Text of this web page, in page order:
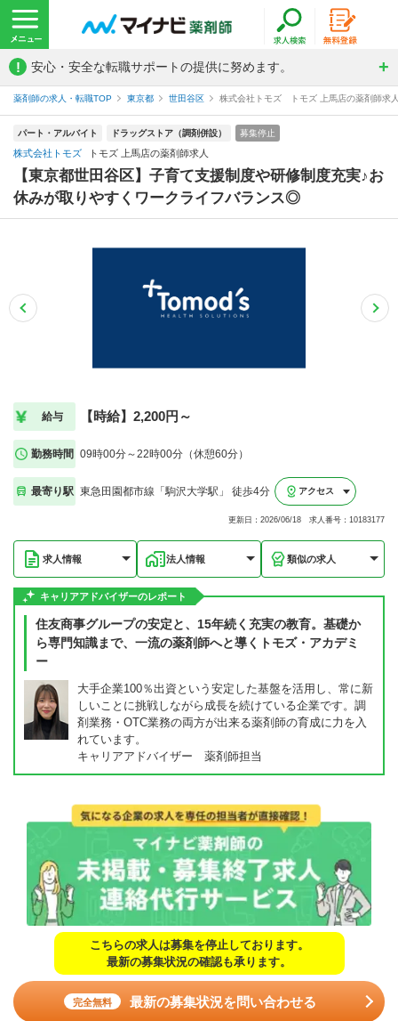
! 安心・安全な転職サポートの提供に努めます。
薬剤師の求人・転職TOP 東京都 世田谷区 株式会社トモズ トモズ 上馬店の薬剤師求
パート・アルバイト ドラッグストア（調剤併設） 募集停止
株式会社トモズ トモズ 上馬店の薬剤師求人
【東京都世田谷区】子育て支援制度や研修制度充実♪お
休みが取りやすくワークライフバランス◎
給与 【時給】2,200円～
勤務時間 09時00分～22時00分（休憩60分）
最寄り駅 東急田園都市線「駒沢大学駅」 徒歩4分 アクセス
更新日：2026/06/18 求人番号：10183177
求人情報 法人情報 類似の求人
キャリアアドバイザーのレポート
住友商事グループの安定と、15年続く充実の教育。基礎か
ら専門知識まで、一流の薬剤師へと導くトモズ・アカデミ
ー
大手企業100％出資という安定した基盤を活用し、常に新
しいことに挑戦しながら成長を続けている企業です。調
剤業務・OTC業務の両方が出来る薬剤師の育成に力を入
れています。
キャリアアドバイザー 薬剤師担当
こちらの求人は募集を停止しております。
最新の募集状況の確認も承ります。
完全無料 最新の募集状況を問い合わせる